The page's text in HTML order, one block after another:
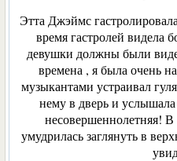
Этта Джэймс
время гастролей видела
девушки должны были
времена , я была очень
музыкантами устраивал
нему в дверь и
несовершеннолетняя!
умудрилась заглянуть в